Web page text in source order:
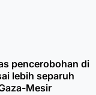
pencerobohan di
lebih separuh
Mesir